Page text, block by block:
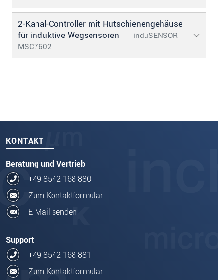
2-Kanal-Controller mit Hutschienengehäuse
für induktive Wegsensoren
induSENSOR
MSC7602
KONTAKT
Beratung und Vertrieb
+49 8542 168 880
Zum Kontaktformular
E-Mail senden
Support
+49 8542 168 881
Zum Kontaktformular